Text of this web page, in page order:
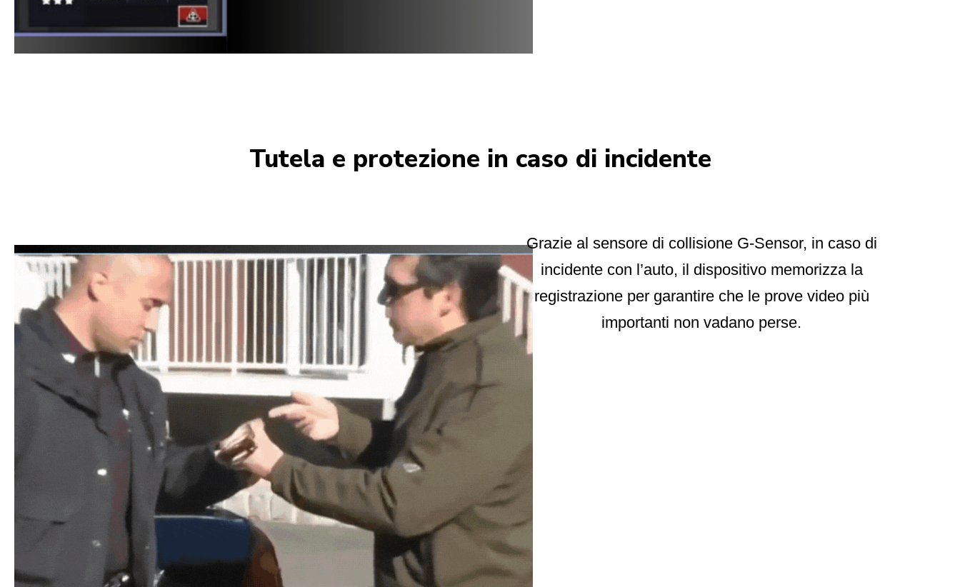
Tutela e protezione in caso di incidente
Grazie al sensore di collisione G-Sensor, in caso di
incidente con l’auto, il dispositivo memorizza la
registrazione per garantire che le prove video più
importanti non vadano perse.